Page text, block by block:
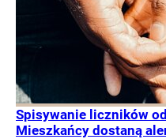
Spisywanie liczników
Mieszkańcy dostaną